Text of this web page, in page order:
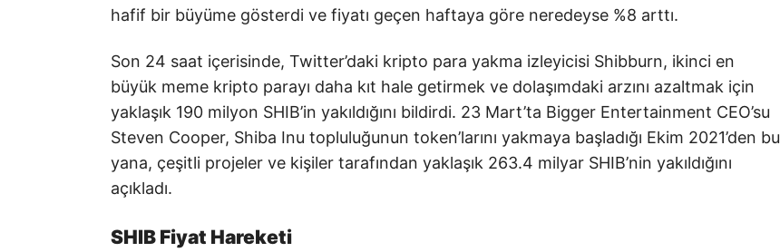
hafif bir büyüme gösterdi ve fiyatı geçen haftaya göre neredeyse %8 arttı.
Son 24 saat içerisinde, Twitter’daki kripto para yakma izleyicisi Shibburn, ikinci en
büyük meme kripto parayı daha kıt hale getirmek ve dolaşımdaki arzını azaltmak için
yaklaşık 190 milyon SHIB’in yakıldığını bildirdi. 23 Mart’ta Bigger Entertainment CEO’su
Steven Cooper, Shiba Inu topluluğunun token’larını yakmaya başladığı Ekim 2021’den bu
yana, çeşitli projeler ve kişiler tarafından yaklaşık 263.4 milyar SHIB’nin yakıldığını
açıkladı.
SHIB Fiyat Hareketi